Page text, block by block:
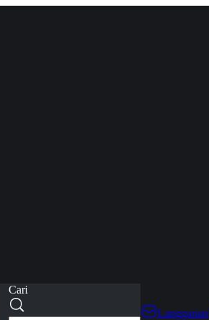
Cari
Langganan